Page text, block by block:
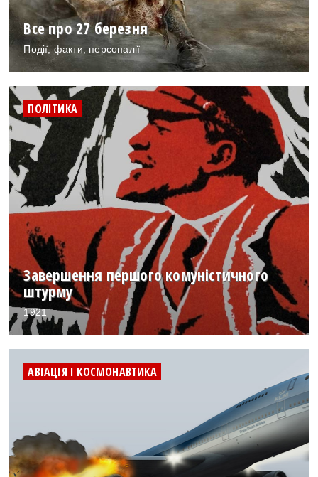
Все про 27 березня
Події, факти, персоналії
ПОЛІТИКА
Завершення першого комуністичного
штурму
1921
АВІАЦІЯ І КОСМОНАВТИКА